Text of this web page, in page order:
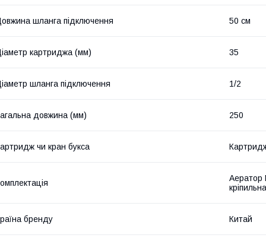
шланга підключення 50 см
картриджа (мм) 35
шланга підключення 1/2
довжина (мм) 250
чи кран букса
Аератор
бренду Китай